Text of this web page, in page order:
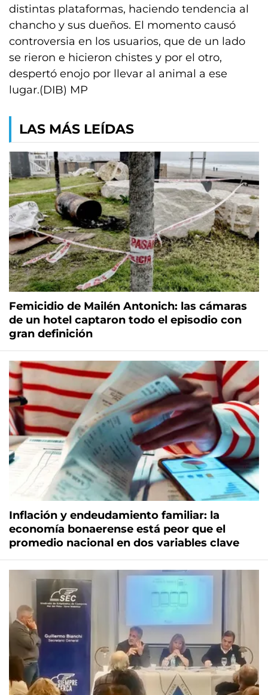
distintas plataformas, haciendo tendencia al
chancho y sus dueños. El momento causó
controversia en los usuarios, que de un lado
se rieron e hicieron chistes y por el otro,
despertó enojo por llevar al animal a ese
lugar.(DIB) MP
LAS MÁS LEÍDAS
Femicidio de Mailén Antonich: las cámaras
de un hotel captaron todo el episodio con
gran definición
Inflación y endeudamiento familiar: la
economía bonaerense está peor que el
promedio nacional en dos variables clave